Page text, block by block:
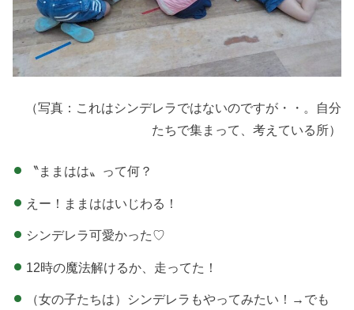
（写真：これはシンデレラではないのですが・・。自分
たちで集まって、考えている所）
〝ままはは〟って何？
えー！ままははいじわる！
シンデレラ可愛かった♡
12時の魔法解けるか、走ってた！
（女の子たちは）シンデレラもやってみたい！→でも